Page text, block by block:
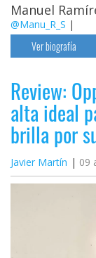
Manuel
@Manu_R_S |
Ver biografía
Review:
alta ideal
brilla por
Javier Martín 09